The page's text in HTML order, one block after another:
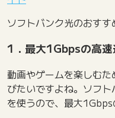
ソフトバンク光のおすす
1．最大1Gbpsの高
動画やゲームを楽しむ
びたいですよね。ソフ
を使うので、最大1Gbps